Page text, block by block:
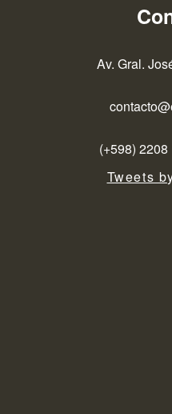
Av. Gral.
(+598)
Tweets